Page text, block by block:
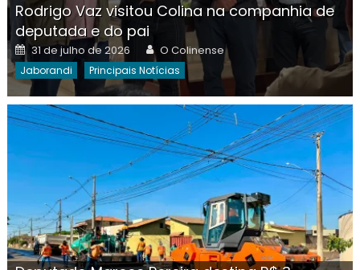
Rodrigo Vaz visitou Colina na companhia de
deputada e do pai
Posted
on
31 de julho de 2026 Author
O Colinense
Jaborandi Principais Notícias